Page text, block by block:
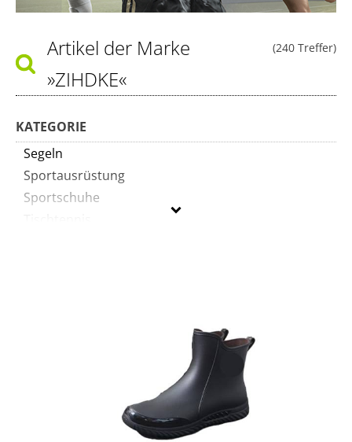
(240 Treffer)
Artikel der Marke
»ZIHDKE«
KATEGORIE
Segeln
Sportausrüstung
Sportschuhe